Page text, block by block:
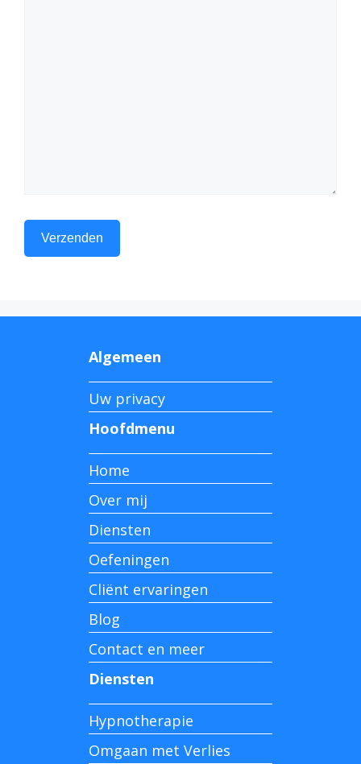
Algemeen
Uw privacy
Hoofdmenu
Home
Over mij
Diensten
Oefeningen
Cliënt ervaringen
Blog
Contact en meer
Diensten
Hypnotherapie
Omgaan met Verlies